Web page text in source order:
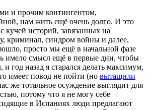
и прочим контингентом,
нам жить ещё очень долго. И это
кучей историй, завязанных на
криминал, синдром войны и далее,
просто мы ещё в начальной фазе
имело смысл ещё в первые дни, чтобы
и год назад я старался делать максимум,
имеет повод не пойти (но вытащили
же тотальное осуждение выглядит для
потому что я не могу себе
в Испаниях люди предлагают